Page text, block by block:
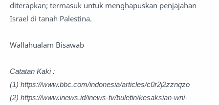
diterapkan; termasuk untuk menghapuskan penjajahan
Israel di tanah Palestina.
Wallahualam Bisawab
Catatan Kaki :
(1) https://www.bbc.com/indonesia/articles/c0r2j2zznqzo
(2) https://www.inews.id/inews-tv/buletin/kesaksian-wni-